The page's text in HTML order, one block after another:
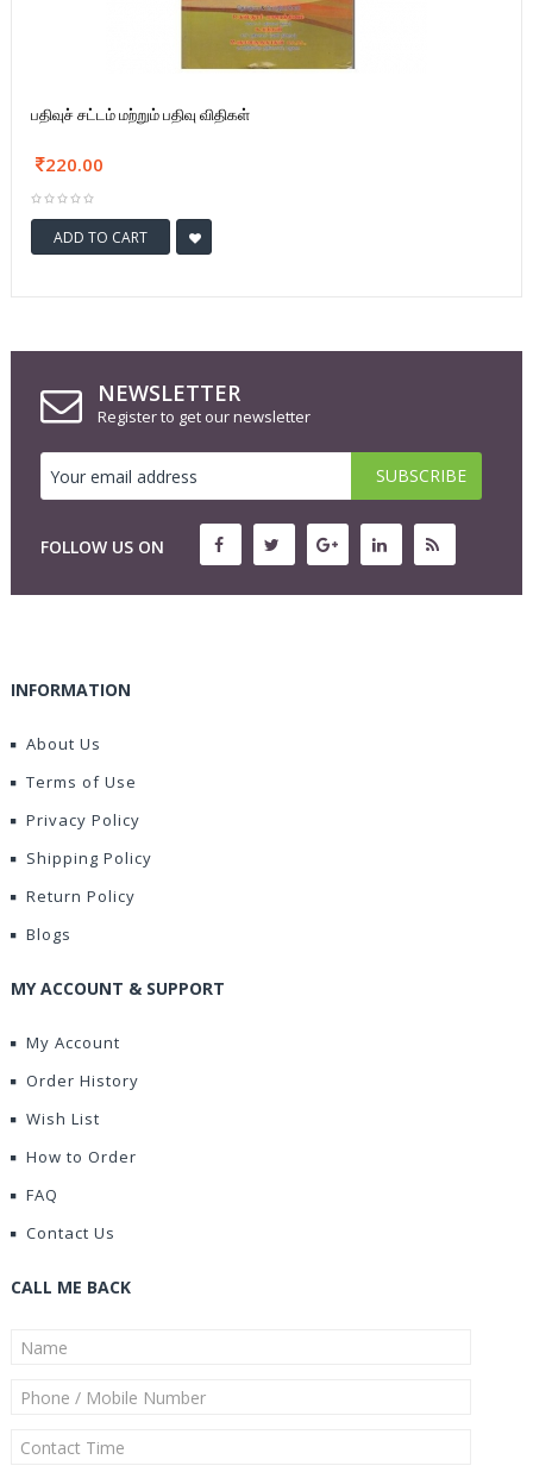
பதிவுச் சட்டம் மற்றும் பதிவு விதிகள்
220.00
ADD TO CART
NEWSLETTER
Register to get our newsletter
FOLLOW US ON
INFORMATION
About Us
Terms of Use
Privacy Policy
Shipping Policy
Return Policy
Blogs
MY ACCOUNT & SUPPORT
My Account
Order History
Wish List
How to Order
FAQ
Contact Us
CALL ME BACK